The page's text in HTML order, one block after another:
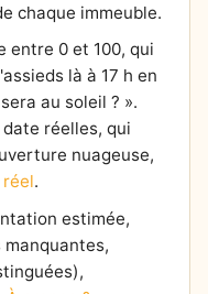
chaque immeuble.
entre 0 et 100, qui
là à 17 h en
au soleil ? ».
réelles, qui
nuageuse,
.
estimée,